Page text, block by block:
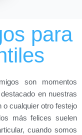
para
son momentos
en nuestras
o cualquier otro festejo
más felices suelen
cuando somos